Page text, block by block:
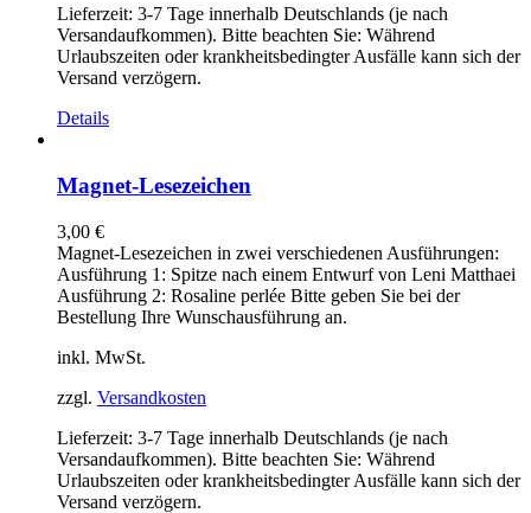
Lieferzeit: 3-7 Tage innerhalb Deutschlands (je nach
Versandaufkommen). Bitte beachten Sie: Während
Urlaubszeiten oder krankheitsbedingter Ausfälle kann sich der
Versand verzögern.
Details
Magnet-Lesezeichen
3,00 €
Magnet-Lesezeichen in zwei verschiedenen Ausführungen:
Ausführung 1: Spitze nach einem Entwurf von Leni Matthaei
Ausführung 2: Rosaline perlée Bitte geben Sie bei der
Bestellung Ihre Wunschausführung an.
inkl. MwSt.
zzgl. Versandkosten
Lieferzeit: 3-7 Tage innerhalb Deutschlands (je nach
Versandaufkommen). Bitte beachten Sie: Während
Urlaubszeiten oder krankheitsbedingter Ausfälle kann sich der
Versand verzögern.